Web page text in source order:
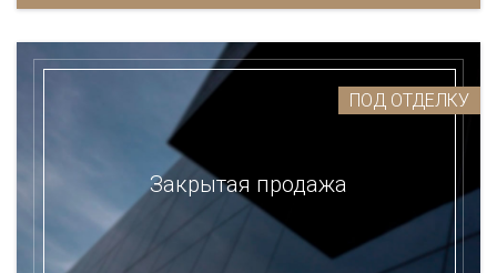
ПОД ОТДЕЛКУ
Закрытая продажа